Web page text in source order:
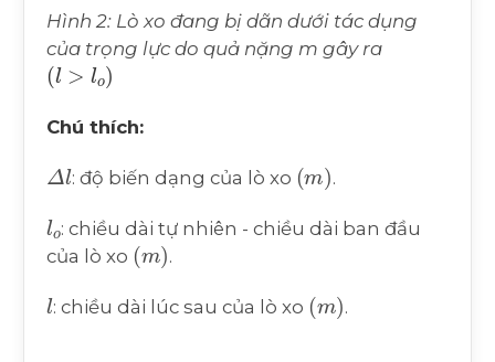
Hình 2: Lò xo đang bị dãn dưới tác dụng
của trọng lực do quả nặng m gây ra
(l>l o)
Chú thích:
Δ : độ biến dạng của lò xo (m) .
lo : chiều dài tự nhiên - chiều dài ban đầu
của lò xo (m).
l: chiều dài lúc sau của lò xo (m) .